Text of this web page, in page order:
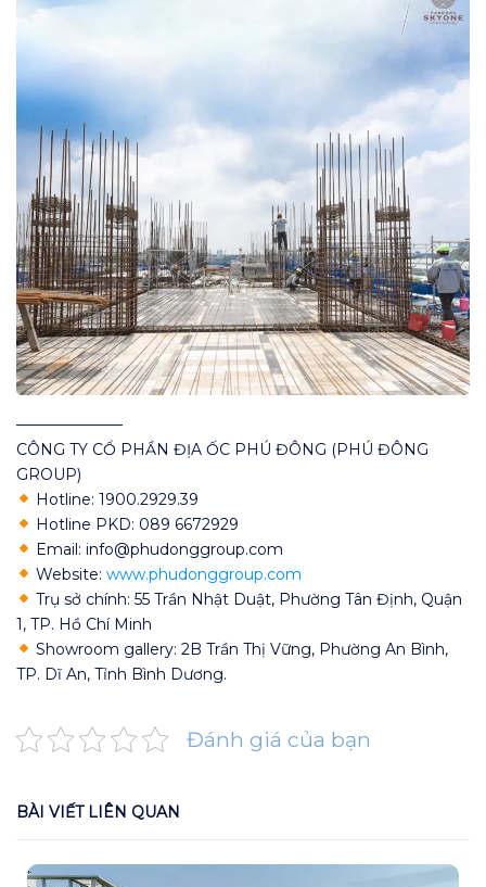
———————
CÔNG TY CỔ PHẦN ĐỊA ỐC PHÚ ĐÔNG (PHÚ ĐÔNG
GROUP)
Hotline: 1900.2929.39
Hotline PKD: 089 6672929
Email: info@phudonggroup.com
Website: www.phudonggroup.com
Trụ sở chính: 55 Trần Nhật Duật, Phường Tân Định, Quận
1, TP. Hồ Chí Minh
Showroom gallery: 2B Trần Thị Vững, Phường An Bình,
TP. Dĩ An, Tỉnh Bình Dương.
Đánh giá của bạn
BÀI VIẾT LIÊN QUAN